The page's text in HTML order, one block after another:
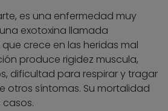
es una enfermedad muy
exotoxina llamada
que crece en las heridas mal
produce rigidez muscula,
dificultad para respirar y tragar
otros síntomas. Su mortalidad
casos.